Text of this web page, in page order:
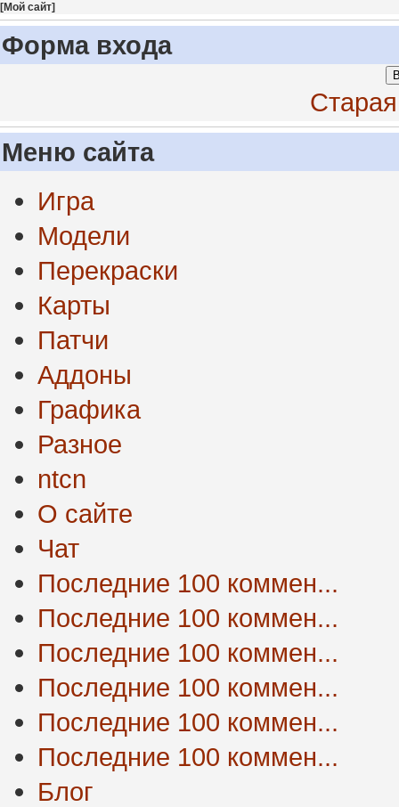
[Мой сайт]
Форма входа
Меню сайта
Игра
Модели
Перекраски
Карты
Патчи
Аддоны
Графика
Разное
ntcn
О сайте
Чат
Последние 100 коммен...
Последние 100 коммен...
Последние 100 коммен...
Последние 100 коммен...
Последние 100 коммен...
Последние 100 коммен...
Блог